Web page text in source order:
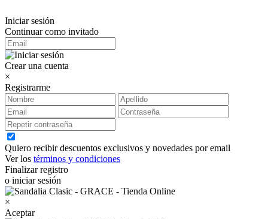
Iniciar sesión
Continuar como invitado
Crear una cuenta
×
Registrarme
Quiero recibir descuentos exclusivos y novedades por email
Ver los términos y condiciones
Finalizar registro
o iniciar sesión
×
Aceptar